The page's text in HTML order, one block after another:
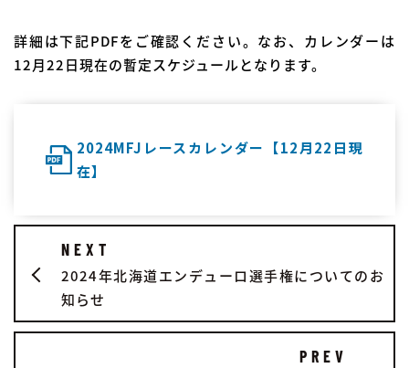
詳細は下記PDFをご確認ください。なお、カレンダーは
12月22日現在の暫定スケジュールとなります。
2024MFJレースカレンダー【12月22日現
在】
NEXT
2024年北海道エンデューロ選手権についてのお
知らせ
PREV